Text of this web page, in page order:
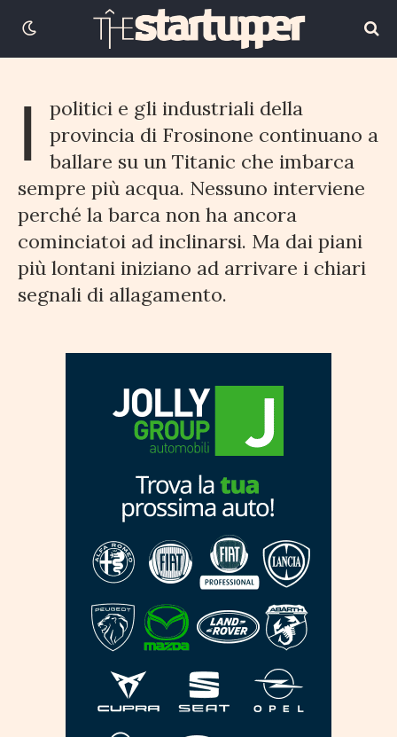
8 OTTOBRE 2021 3 MINUTI DI LETTURA
I
politici e gli industriali della
provincia di Frosinone continuano a
ballare su un Titanic che imbarca
sempre più acqua. Nessuno interviene
perché la barca non ha ancora
cominciatoi ad inclinarsi. Ma dai piani
più lontani iniziano ad arrivare i chiari
segnali di allagamento.